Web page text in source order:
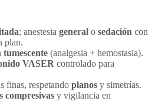
; anestesia general o sedación con
plan.
tumescente (analgesia + hemostasia).
VASER controlado para
finas, respetando planos y simetrías.
compresivas y vigilancia en